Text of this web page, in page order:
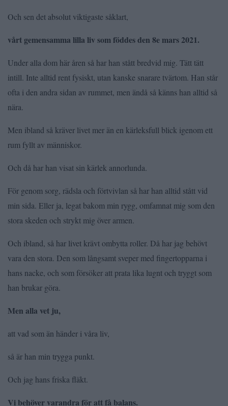
Och sen det absolut viktigaste såklart,
vårt gemensamma lilla liv som föddes den 8e mars 2021.
Under alla dom här åren så har han stått bredvid mig. Tätt tätt
intill. Inte alltid rent fysiskt, utan kanske snarare tvärtom. Han står
ofta i den andra sidan av rummet, men ändå så känns han alltid så
nära.
Men ibland så kräver livet mer än en kärleksfull blick igenom ett
rum fyllt av människor.
Och då har han visat sin kärlek annorlunda.
För genom sorg, rädsla och förtvivlan så har han alltid stått vid
min sida. Eller ja, legat bakom min rygg, omfamnat mig som den
stora skeden och strykt mig över armen.
Och ibland, så har livet krävt ombytta roller. Då har jag behövt
vara den stora. Den som långsamt sveper med fingertopparna i
hans nacke, och som försöker att prata lika lugnt och tryggt som
han brukar göra.
Men alla vet ju,
att vad som än händer i våra liv,
så är han min trygga punkt.
Och jag hans friska fläkt.
Vi behöver varandra för att få balans.